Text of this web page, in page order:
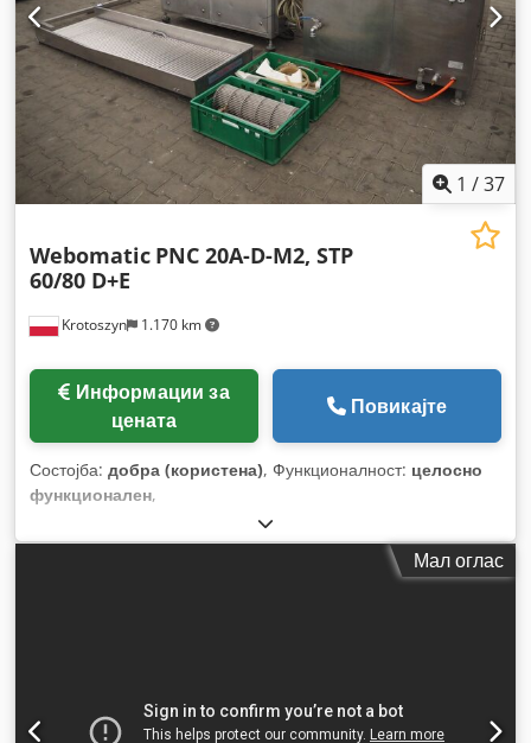
1 /37
Krotoszyn 1.170 km
Webomatic PNC 20A-D-M2, STP
60/80 D+E
цената
Повикајте
Состојба: добра (користена), Функционалност: целосно
функционален,
Мал оглас